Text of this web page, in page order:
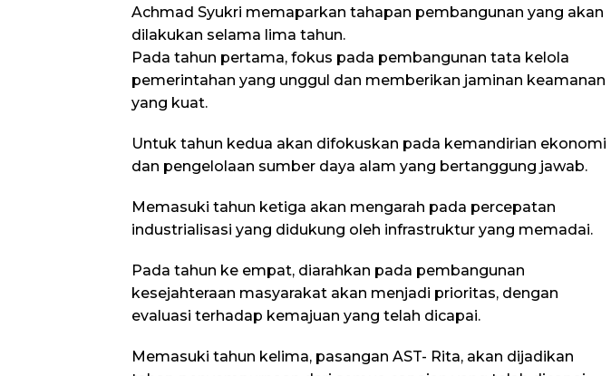
Achmad Syukri memaparkan tahapan pembangunan yang akan
dilakukan selama lima tahun.
Pada tahun pertama, fokus pada pembangunan tata kelola
pemerintahan yang unggul dan memberikan jaminan keamanan
yang kuat.
Untuk tahun kedua akan difokuskan pada kemandirian ekonomi
dan pengelolaan sumber daya alam yang bertanggung jawab.
Memasuki tahun ketiga akan mengarah pada percepatan
industrialisasi yang didukung oleh infrastruktur yang memadai.
Pada tahun ke empat, diarahkan pada pembangunan
kesejahteraan masyarakat akan menjadi prioritas, dengan
evaluasi terhadap kemajuan yang telah dicapai.
Memasuki tahun kelima, pasangan AST- Rita, akan dijadikan